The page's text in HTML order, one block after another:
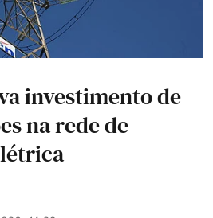
investimento de
na rede de